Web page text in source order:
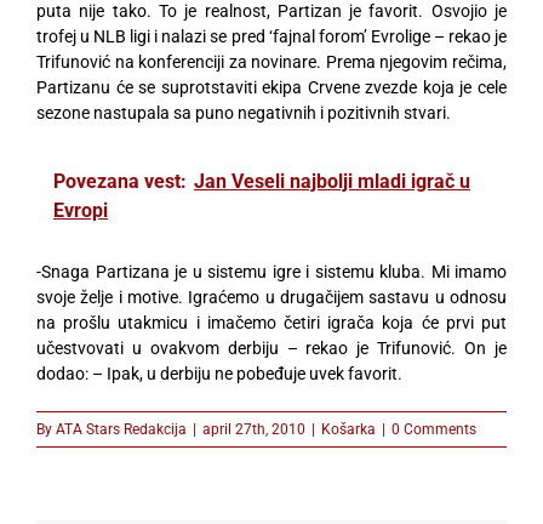
puta nije tako. To je realnost, Partizan je favorit. Osvojio je
trofej u NLB ligi i nalazi se pred ‘fajnal forom’ Evrolige – rekao je
Trifunović na konferenciji za novinare. Prema njegovim rečima,
Partizanu će se suprotstaviti ekipa Crvene zvezde koja je cele
sezone nastupala sa puno negativnih i pozitivnih stvari.
Povezana vest: Jan Veseli najbolji mladi igrač u
Evropi
-Snaga Partizana je u sistemu igre i sistemu kluba. Mi imamo
svoje želje i motive. Igraćemo u drugačijem sastavu u odnosu
na prošlu utakmicu i imačemo četiri igrača koja će prvi put
učestvovati u ovakvom derbiju – rekao je Trifunović. On je
dodao: – Ipak, u derbiju ne pobeđuje uvek favorit.
By ATA Stars Redakcija april 27th, 2010 Košarka 0 Comments